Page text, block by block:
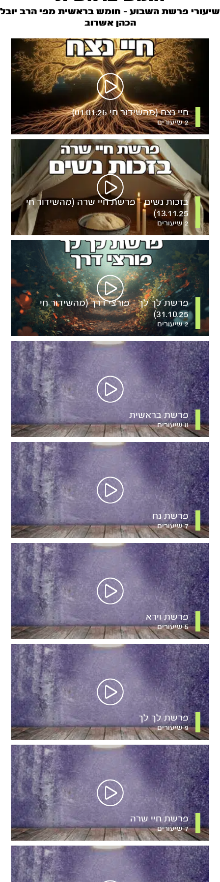
שיעורי פרשת השבוע – חומש בראשית מפי הרב יובל
הכהן אשרוב
חיי נצח (מהשידור חי 01.01.26)
2 שיעורים
בזכות נשים – פרשת חיי שרה (מהשידור חי
13.11.25)
2 שיעורים
פרשת לך לך – פורצי דרך (מהשידור חי
31.10.25)
2 שיעורים
פרשת בראשית
8 שיעורים
פרשת נח
7 שיעורים
פרשת וירא
5 שיעורים
פרשת לך לך
9 שיעורים
פרשת חיי שרה
7 שיעורים